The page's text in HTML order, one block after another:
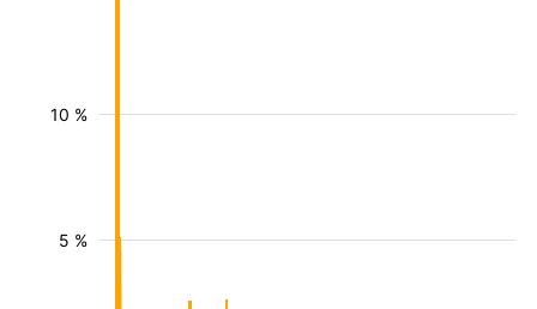
5 %
10 %